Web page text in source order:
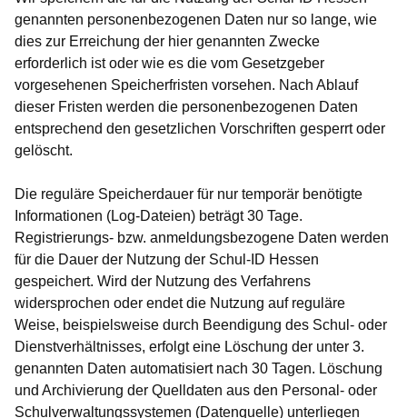
genannten personenbezogenen Daten nur so lange, wie
dies zur Erreichung der hier genannten Zwecke
erforderlich ist oder wie es die vom Gesetzgeber
vorgesehenen Speicherfristen vorsehen. Nach Ablauf
dieser Fristen werden die personenbezogenen Daten
entsprechend den gesetzlichen Vorschriften gesperrt oder
gelöscht.
Die reguläre Speicherdauer für nur temporär benötigte
Informationen (Log-Dateien) beträgt 30 Tage.
Registrierungs- bzw. anmeldungsbezogene Daten werden
für die Dauer der Nutzung der Schul-ID Hessen
gespeichert. Wird der Nutzung des Verfahrens
widersprochen oder endet die Nutzung auf reguläre
Weise, beispielsweise durch Beendigung des Schul- oder
Dienstverhältnisses, erfolgt eine Löschung der unter 3.
genannten Daten automatisiert nach 30 Tagen. Löschung
und Archivierung der Quelldaten aus den Personal- oder
Schulverwaltungssystemen (Datenquelle) unterliegen